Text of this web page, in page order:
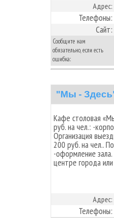
Адрес:
Телефоны:
Сайт:
Сообщите нам
обязательно, если есть
ошибка:
"Мы -
Кафе столовая
руб. на чел.: -
Организация
200 руб. на чел..
-оформление
центре города
Адрес:
Телефоны: